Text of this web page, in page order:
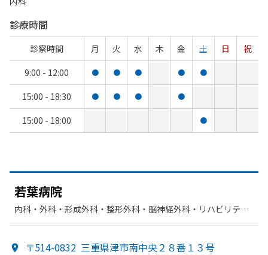
診療時間
診察時間 月 火 水 木 金 土 日
祝
9:00 - 12:00
● ● ● ● ●
15:00 - 18:30 ● ● ● ●
15:00 - 18:00 ●
若葉病院
内科・​外科・​形成外科・​整形外科・​脳神経外科・​リハビリテー
〒514-0832 三重県津市南中央２８番１３号